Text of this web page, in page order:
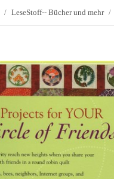
LeseStoff-- Bücher und mehr